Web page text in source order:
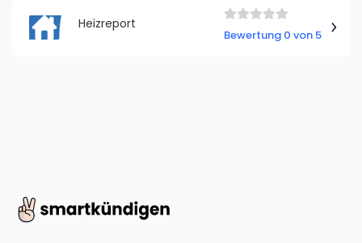
Heizreport
Bewertung 0 von 5